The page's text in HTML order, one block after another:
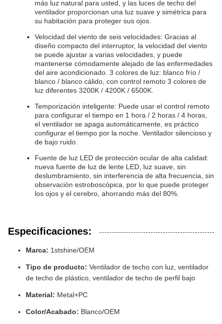
más luz natural para usted, y las luces de techo del
ventilador proporcionan una luz suave y simétrica para
su habitación para proteger sus ojos.
Velocidad del viento de seis velocidades: Gracias al
diseño compacto del interruptor, la velocidad del viento
se puede ajustar a varias velocidades, y puede
mantenerse cómodamente alejado de las enfermedades
del aire acondicionado. 3 colores de luz: blanco frío /
blanco / blanco cálido, con control remoto 3 colores de
luz diferentes 3200K / 4200K / 6500K.
Temporización inteligente: Puede usar el control remoto
para configurar el tiempo en 1 hora / 2 horas / 4 horas,
el ventilador se apaga automáticamente, es práctico
configurar el tiempo por la noche. Ventilador silencioso y
de bajo ruido.
Fuente de luz LED de protección ocular de alta calidad:
nueva fuente de luz de lente LED, luz suave, sin
deslumbramiento, sin interferencia de alta frecuencia, sin
observación estroboscópica, por lo que puede proteger
los ojos y el cerebro, ahorrando más del 80%.
Especificaciones:
Marca: 1stshine/OEM
Tipo de producto: Ventilador de techo con luz, ventilador
de techo de plástico, ventilador de techo de perfil bajo
Material: Metal+PC
Color/Acabado: Blanco/OEM